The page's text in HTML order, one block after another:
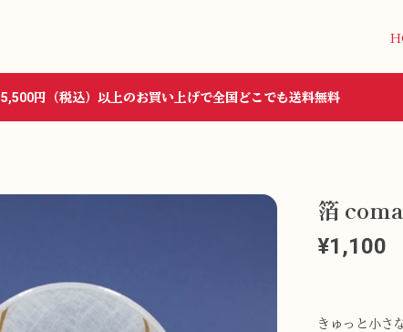
5,500円（税込）以上のお買い上げで全国どこでも送料無料
箔
¥1,100
きゅっと小さ